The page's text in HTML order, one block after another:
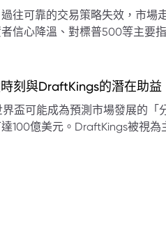
桶110美元以上，極端情況下
年底油價可能回落至每桶
往可靠的交易策略失效，市場
信心降溫、對標普500等主要
市場震盪加劇將成為新常態。
經濟數據表現出韌性與聯準會緊
期：** 預計將持續出現板塊輪動與風格
者會，被視為短
刻與DraftKings的潛在助益
盃可能成為預測市場發展的「
100億美元。DraftKings被視
務的拓展，為即將到來的NFL賽